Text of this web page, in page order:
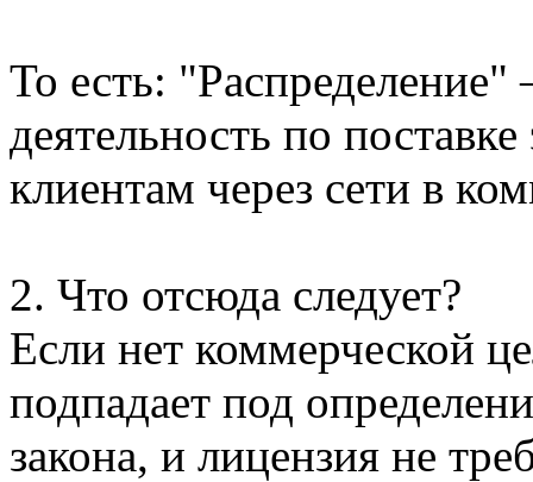
То есть: "Распределение"
деятельность по
клиентам через сети в
2. Что отсюда следует?
Если нет коммерческой
подпадает под
закона, и лицензия не